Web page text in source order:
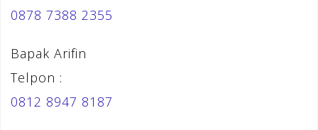
0878 7388 2355
Bapak Arifin
Telpon :
0812 8947 8187